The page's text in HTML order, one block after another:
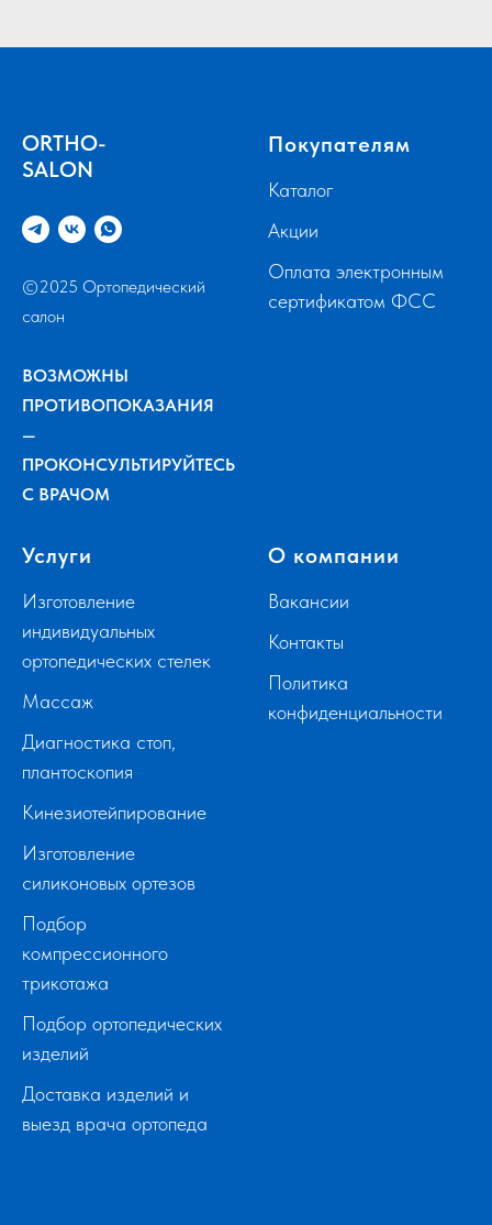
ORTHO-
SALON
©2025 Ортопедический
салон
ВОЗМОЖНЫ
ПРОТИВОПОКАЗАНИЯ
—
ПРОКОНСУЛЬТИРУЙТЕСЬ
С ВРАЧОМ
Покупателям
Каталог
Акции
Оплата электронным
сертификатом ФСС
Услуги
Изготовление
индивидуальных
ортопедических стелек
Массаж
Диагностика стоп,
плантоскопия
Кинезиотейпирование
Изготовление
силиконовых ортезов
Подбор
компрессионного
трикотажа
Подбор ортопедических
изделий
Доставка изделий и
выезд врача ортопеда
О компании
Вакансии
Контакты
Политика
конфиденциальности